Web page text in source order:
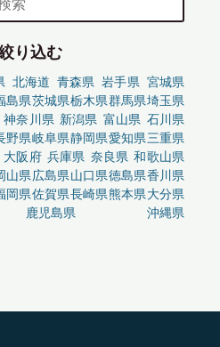
り込む
北海道 青森県 岩手県 宮城県
島県茨城県栃木県群馬県埼玉県
神奈川県 新潟県 富山県 石川県
野県岐阜県静岡県愛知県三重県
大阪府 兵庫県 奈良県 和歌山県
山県広島県山口県徳島県香川県
岡県佐賀県長崎県熊本県大分県
鹿児島県 沖縄県